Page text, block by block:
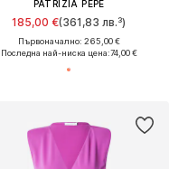
PATRIZIA PEPE
185,00 €(361,83 лв.³)
Първоначално: 265,00 €
Последна най-ниска цена:74,00 €